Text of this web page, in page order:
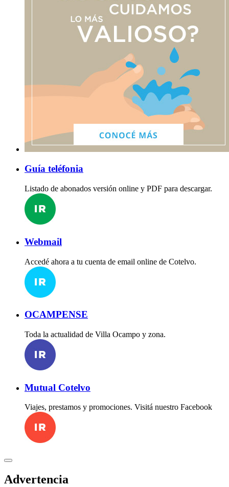
Guía teléfonia
Listado de abonados versión online y PDF para descargar.
Webmail
Accedé ahora a tu cuenta de email online de Cotelvo.
OCAMPENSE
Toda la actualidad de Villa Ocampo y zona.
Mutual Cotelvo
Viajes, prestamos y promociones. Visitá nuestro Facebook
Advertencia